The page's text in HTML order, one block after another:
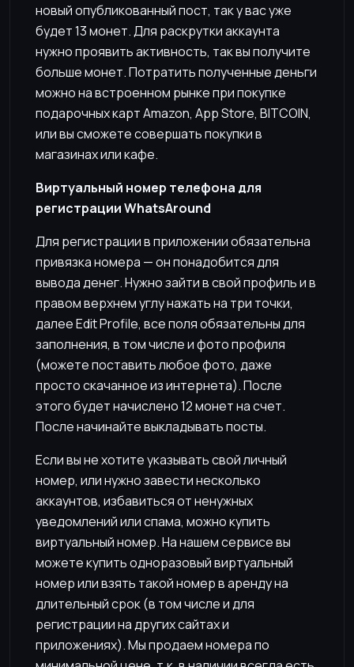
новый опубликованный пост, так у вас уже
будет 13 монет. Для раскрутки аккаунта
нужно проявить активность, так вы получите
больше монет. Потратить полученные деньги
можно на встроенном рынке при покупке
подарочных карт Amazon, App Store, BITCOIN,
или вы сможете совершать покупки в
магазинах или кафе.
Виртуальный номер телефона для
регистрации WhatsAround
Для регистрации в приложении обязательна
привязка номера — он понадобится для
вывода денег. Нужно зайти в свой профиль и в
правом верхнем углу нажать на три точки,
далее Edit Profile, все поля обязательны для
заполнения, в том числе и фото профиля
(можете поставить любое фото, даже
просто скачанное из интернета). После
этого будет начислено 12 монет на счет.
После начинайте выкладывать посты.
Если вы не хотите указывать свой личный
номер, или нужно завести несколько
аккаунтов, избавиться от ненужных
уведомлений или спама, можно купить
виртуальный номер. На нашем сервисе вы
можете купить одноразовый виртуальный
номер или взять такой номер в аренду на
длительный срок (в том числе и для
регистрации на других сайтах и
приложениях). Мы продаем номера по